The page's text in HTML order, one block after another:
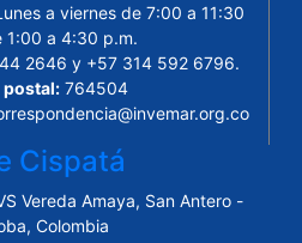
a viernes de 7:00 a 11:30
1:00 a 4:30 p.m.
2646 y +57 314 592 6796.
764504
Cispatá
Vereda Amaya, San Antero -
Colombia